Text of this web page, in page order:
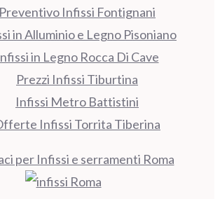
Preventivo Infissi Fontignani
in Alluminio e Legno Pisoniano
in Legno Rocca Di Cave
Prezzi Infissi Tiburtina
Infissi Metro Battistini
Infissi Torrita Tiberina